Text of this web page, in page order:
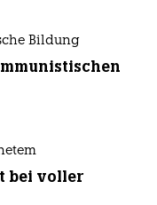
Bildung
bei voller